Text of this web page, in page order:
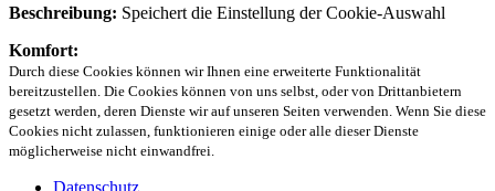
Beschreibung: Speichert die Einstellung der Cookie-Auswahl
Komfort:
Durch diese Cookies können wir Ihnen eine erweiterte Funktionalität
bereitzustellen. Die Cookies können von uns selbst, oder von Drittanbietern
gesetzt werden, deren Dienste wir auf unseren Seiten verwenden. Wenn Sie diese
Cookies nicht zulassen, funktionieren einige oder alle dieser Dienste
möglicherweise nicht einwandfrei.
Datenschutz